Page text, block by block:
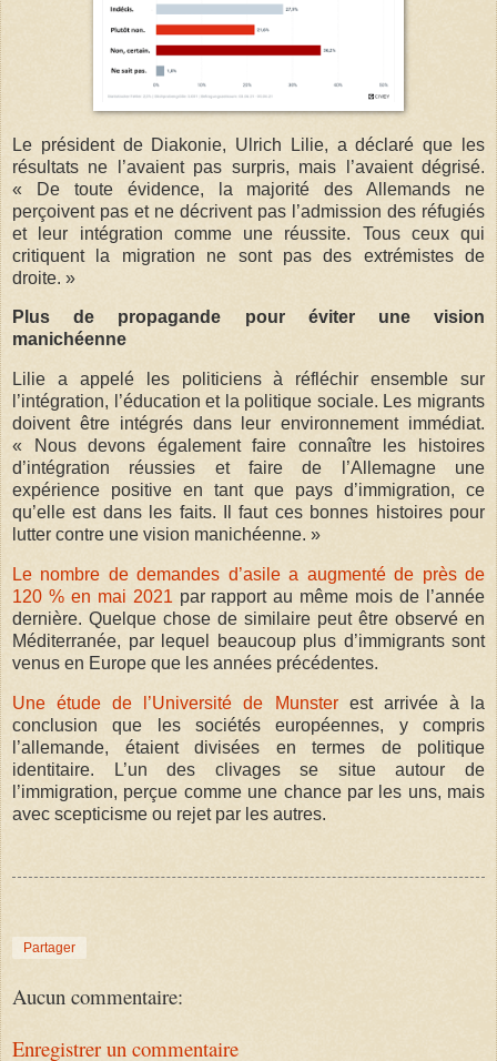
Le président de Diakonie, Ulrich Lilie, a déclaré que les
résultats ne l’avaient pas surpris, mais l’avaient dégrisé.
« De toute évidence, la majorité des Allemands ne
perçoivent pas et ne décrivent pas l’admission des réfugiés
et leur intégration comme une réussite. Tous ceux qui
critiquent la migration ne sont pas des extrémistes de
droite. »
Plus de propagande pour éviter une vision
manichéenne
Lilie a appelé les politiciens à réfléchir ensemble sur
l’intégration, l’éducation et la politique sociale. Les migrants
doivent être intégrés dans leur environnement immédiat.
« Nous devons également faire connaître les histoires
d’intégration réussies et faire de l’Allemagne une
expérience positive en tant que pays d’immigration, ce
qu’elle est dans les faits. Il faut ces bonnes histoires pour
lutter contre une vision manichéenne. »
Le nombre de demandes d’asile a augmenté de près de
120 % en mai 2021 par rapport au même mois de l’année
dernière. Quelque chose de similaire peut être observé en
Méditerranée, par lequel beaucoup plus d’immigrants sont
venus en Europe que les années précédentes.
Une étude de l’Université de Munsterest arrivée à la
conclusion que les sociétés européennes, y compris
l’allemande, étaient divisées en termes de politique
identitaire. L’un des clivages se situe autour de
l’immigration, perçue comme une chance par les uns, mais
avec scepticisme ou rejet par les autres.
Partager
Aucun commentaire:
Enregistrer un commentaire